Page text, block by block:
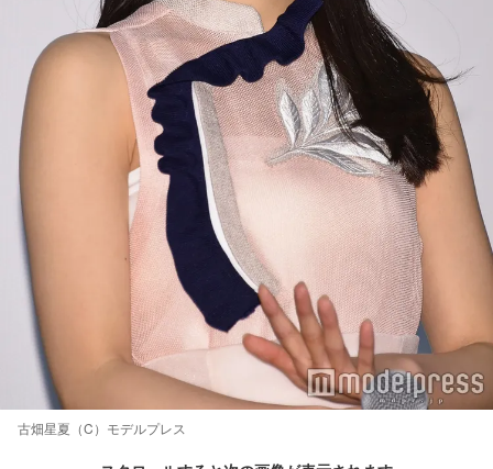
古畑星夏（C）モデルプレス